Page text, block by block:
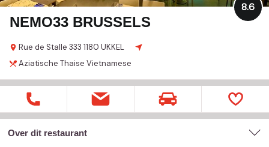
NEMO33 BRUSSELS
Rue de Stalle 333 1180 UKKEL
8.6
Aziatische Thaise Vietnamese
Over dit restaurant